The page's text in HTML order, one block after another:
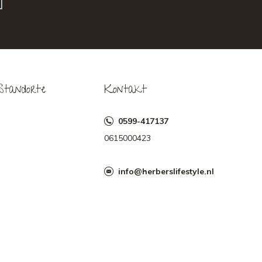
Kontakt
0599-417137
0615000423
info@herberslifestyle.nl